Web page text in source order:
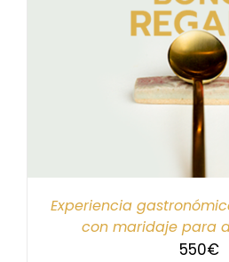
Experiencia gastronómica
con maridaje para
550€